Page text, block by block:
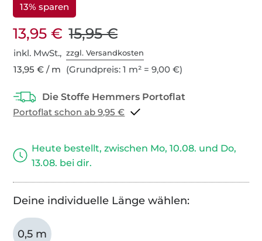
13% sparen
13,95 € 15,95 €
inkl. MwSt.,zzgl. Versandkosten
13,95 € / m (Grundpreis: 1 m² = 9,00 €)
Portoflat schon ab 9,95 €
Heute bestellt, zwischen Mo, 10.08. und Do,
13.08. bei dir.
Deine individuelle Länge wählen:
0,5 m